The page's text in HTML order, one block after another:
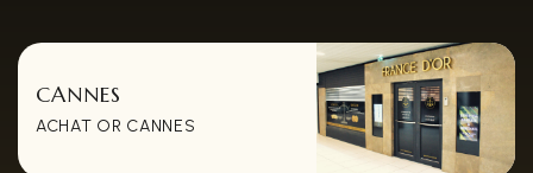
CANNES
ACHAT OR CANNES